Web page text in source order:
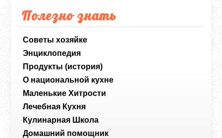
Полезно знать
Советы хозяйке
Энциклопедия
Продукты (история)
О национальной кухне
Маленькие Хитрости
Лечебная Кухня
Кулинарная Школа
Домашний помощник